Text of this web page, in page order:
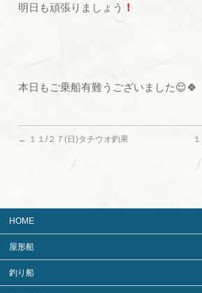
明日も頑張りましょう ！
本日もご乗船有難うございました😌🍀
← １１/２７(日)タチウオ釣果
HOME
屋形船
釣り船